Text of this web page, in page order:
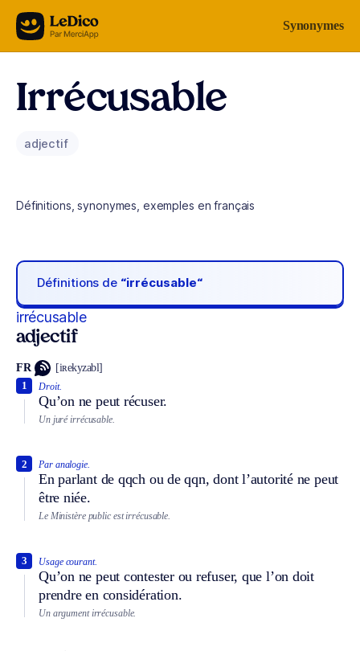
Aller au contenu Synonymes
Irrécusable
adjectif
Définitions, synonymes, exemples en français
Définitions de “irrécusable“
irrécusable
adjectif
FR [iʀekyzabl]
Droit.
Qu’on ne peut récuser.
1
Un juré irrécusable.
Par analogie.
En parlant de qqch ou de qqn, dont l’autorité ne peut
être niée.
2
Le Ministère public est irrécusable.
Usage courant.
Qu’on ne peut contester ou refuser, que l’on doit
prendre en considération.
3
Un argument irrécusable.